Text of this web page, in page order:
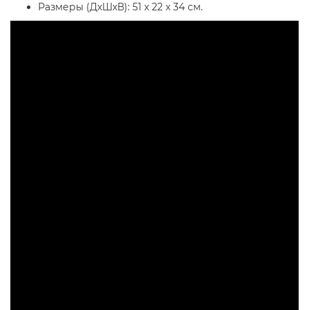
Размеры (ДхШхВ): 51 х 22 х 34 см.